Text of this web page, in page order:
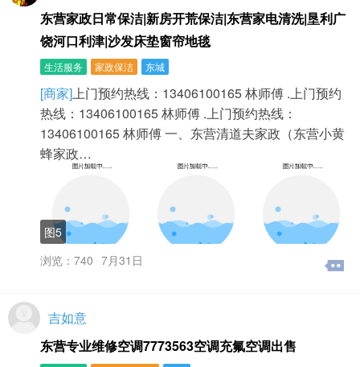
东营家政日常保洁|新房开荒保洁|东营家电清洗|垦利广
饶河口利津|沙发床垫窗帘地毯
生活服务 家政保洁 东城
[商家] 上门预约热线：13406100165 林师傅 .上门预约
热线：13406100165 林师傅 .上门预约热线：
13406100165 林师傅 一、东营清道夫家政（东营小黄
蜂家政…
图5
浏览：740 7月31日
吉如意
东营专业维修空调7773563空调充氟空调出售